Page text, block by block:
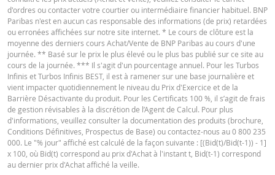
2026 17:51
journalière 2,02 221,936
30 juil.
2026 18:35
journalière 1,99 223,262
30 juil.
2026 17:51
journalière 1,99 223,262
29 juil.
2026 18:35
journalière 2 222,924
29 juil.
2026 17:51
journalière 2 222,924
28 juil.
journalière
QUOTES
Latest Product Quotes
Restrike history xlsx
d'ordres ou contacter votre courtier ou intermédiaire financier habituel. BNP
Paribas n'est en aucun cas responsable des informations (de prix) retardées
ou erronées affichées sur notre site internet. * Le cours de clôture est la
moyenne des derniers cours Achat/Vente de BNP Paribas au cours d'une
journée. ** Basé sur le prix le plus élevé ou le plus bas publié sur ce site au
cours de la journée. *** Il s'agit d'un pourcentage annuel. Pour les Turbos
Infinis et Turbos Infinis BEST, il est à ramener sur une base journalière et
vient impacter quotidiennement le niveau du Prix d'Exercice et de la
Barrière Désactivante du produit. Pour les Certificats 100 %, il s’agit de frais
de gestion révisables à la discrétion de l’Agent de Calcul. Pour plus
d'informations, veuillez consulter la documentation des produits (brochure,
Conditions Définitives, Prospectus de Base) ou contactez-nous au 0 800 235
000. Le "% jour" affiché est calculé de la façon suivante : [(Bid(t)/Bid(t-1)) - 1]
x 100, où Bid(t) correspond au prix d'Achat à l'instant t, Bid(t-1) correspond
au dernier prix d'Achat affiché la veille.